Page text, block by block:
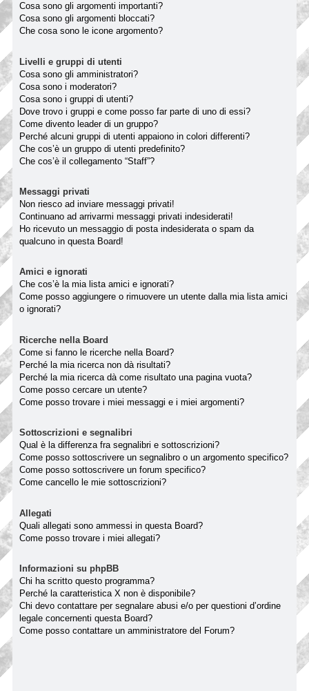
Cosa sono gli argomenti importanti?
Cosa sono gli argomenti bloccati?
Che cosa sono le icone argomento?
Livelli e gruppi di utenti
Cosa sono gli amministratori?
Cosa sono i moderatori?
Cosa sono i gruppi di utenti?
Dove trovo i gruppi e come posso far parte di uno di essi?
Come divento leader di un gruppo?
Perché alcuni gruppi di utenti appaiono in colori differenti?
Che cos’è un gruppo di utenti predefinito?
Che cos’è il collegamento “Staff”?
Messaggi privati
Non riesco ad inviare messaggi privati!
Continuano ad arrivarmi messaggi privati indesiderati!
Ho ricevuto un messaggio di posta indesiderata o spam da
qualcuno in questa Board!
Amici e ignorati
Che cos’è la mia lista amici e ignorati?
Come posso aggiungere o rimuovere un utente dalla mia lista amici
o ignorati?
Ricerche nella Board
Come si fanno le ricerche nella Board?
Perché la mia ricerca non dà risultati?
Perché la mia ricerca dà come risultato una pagina vuota?
Come posso cercare un utente?
Come posso trovare i miei messaggi e i miei argomenti?
Sottoscrizioni e segnalibri
Qual è la differenza fra segnalibri e sottoscrizioni?
Come posso sottoscrivere un segnalibro o un argomento specifico?
Come posso sottoscrivere un forum specifico?
Come cancello le mie sottoscrizioni?
Allegati
Quali allegati sono ammessi in questa Board?
Come posso trovare i miei allegati?
Informazioni su phpBB
Chi ha scritto questo programma?
Perché la caratteristica X non è disponibile?
Chi devo contattare per segnalare abusi e/o per questioni d’ordine
legale concernenti questa Board?
Come posso contattare un amministratore del Forum?